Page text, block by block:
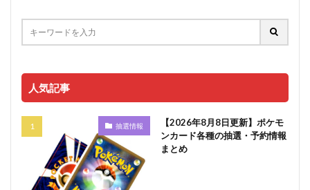
人気記事
抽選情報
【2026年8月8日更新】ポケモ
ンカード各種の抽選・予約情報
まとめ